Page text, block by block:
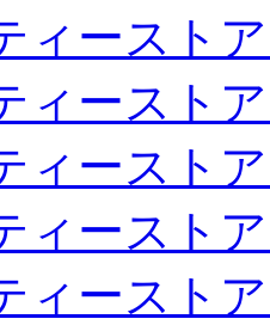
ィースト
ィースト
ィースト
ィースト
ィースト